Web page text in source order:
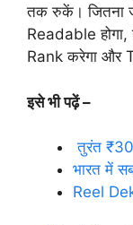
तक रुकें। जितना
Readable
Rank करेगा और
इसे भी पढ़ें –
तुरंत
भारत में
Reel